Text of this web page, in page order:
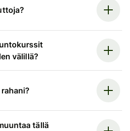
välillä?
tällä